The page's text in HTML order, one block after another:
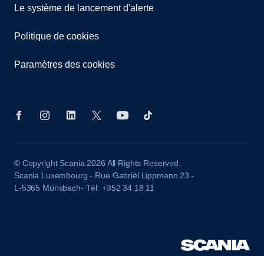
Le système de lancement d'alerte
Politique de cookies
Paramètres des cookies
© Copyright Scania 2026 All Rights Reserved.
Scania Luxembourg - Rue Gabriël Lippmann 23 -
L-5365 Münsbach- Tél: +352 34 18 11